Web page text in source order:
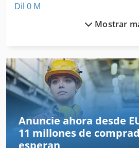
Dil 0 M
Entrenador De
Equipo De Taller
Gildemeister Ct 20
Gildemeister Nef 320
Mostrar
Anuncie ahora desde
11 millones de
esperan